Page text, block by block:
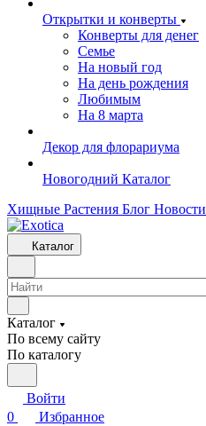
Открытки и конверты
Конверты для денег
Семье
На новый год
На день рождения
Любимым
На 8 марта
Декор для флорариума
Новогодний Каталог
Хищные Растения Блог Новости
Каталог
Каталог
По всему сайту
По каталогу
Войти
0
Избранное